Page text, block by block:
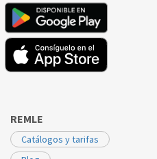
REMLE
Catálogos y tarifas